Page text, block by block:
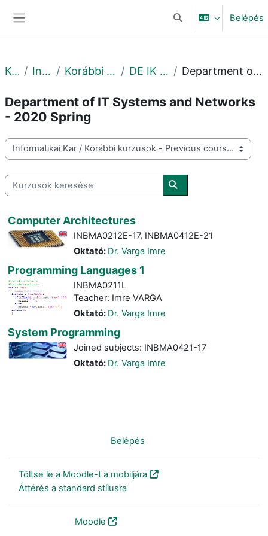
Keresési bemeneti
Belépés
Kurzusok Informatikai Kar Korábbi kurzusok - Previous courses DE IK - 2020. tavasz - Spring Department of IT Systems and Networks - 2020 Spring
Department of IT Systems and Networks
- 2020 Spring
Kurzuskategóriák
Kurzusok keresése
Kurzusok keresése
Computer Architectures
INBMA0212E-17, INBMA0412E-21
Oktató: Dr. Varga Imre
Programming Languages 1
INBMA0211L
Teacher: Imre VARGA
Oktató: Dr. Varga Imre
System Programming
Joined subjects: INBMA0421-17
Oktató: Dr. Varga Imre
Belépés
Töltse le a Moodle-t a mobiljára
Áttérés a standard stílusra
Moodle